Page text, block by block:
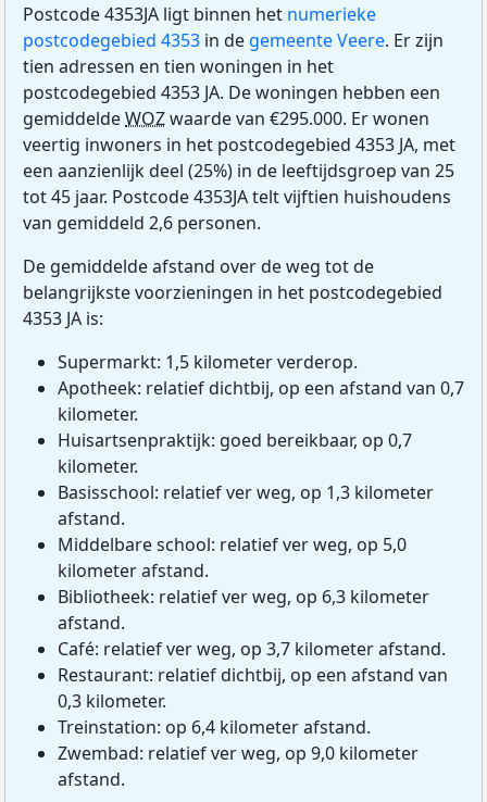
Postcode 4353JA ligt binnen het numerieke
postcodegebied 4353 in de gemeente Veere. Er zijn
tien adressen en tien woningen in het
postcodegebied 4353 JA. De woningen hebben een
gemiddeldeWOZwaarde van €295.000. Er wonen
veertig inwoners in het postcodegebied 4353 JA, met
een aanzienlijk deel (25%) in de leeftijdsgroep van 25
tot 45 jaar. Postcode 4353JA telt vijftien huishoudens
van gemiddeld 2,6 personen.
De gemiddelde afstand over de weg tot de
belangrijkste voorzieningen in het postcodegebied
4353 JA is:
Supermarkt: 1,5 kilometer verderop.
Apotheek: relatief dichtbij, op een afstand van 0,7
kilometer.
Huisartsenpraktijk: goed bereikbaar, op 0,7
kilometer.
Basisschool: relatief ver weg, op 1,3 kilometer
afstand.
Middelbare school: relatief ver weg, op 5,0
kilometer afstand.
Bibliotheek: relatief ver weg, op 6,3 kilometer
afstand.
Café: relatief ver weg, op 3,7 kilometer afstand.
Restaurant: relatief dichtbij, op een afstand van
0,3 kilometer.
Treinstation: op 6,4 kilometer afstand.
Zwembad: relatief ver weg, op 9,0 kilometer
afstand.